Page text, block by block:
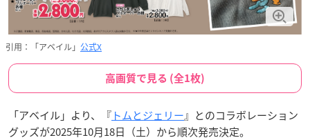
引用：「アベイル」 公式X
高画質で見る (全1枚)
「アベイル」より、『 トムとジェリー』とのコラボレーション
グッズが2025年10月18日（土）から順次発売決定。